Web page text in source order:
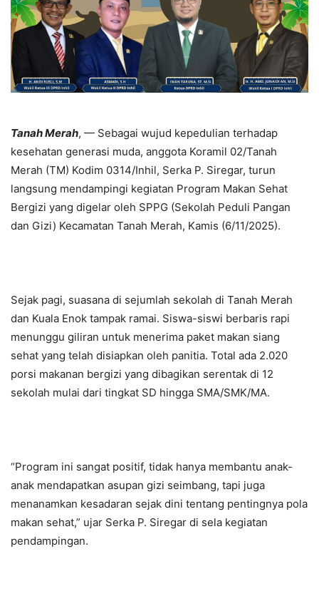
Tanah Merah, — Sebagai wujud kepedulian terhadap
kesehatan generasi muda, anggota Koramil 02/Tanah
Merah (TM) Kodim 0314/Inhil, Serka P. Siregar, turun
langsung mendampingi kegiatan Program Makan Sehat
Bergizi yang digelar oleh SPPG (Sekolah Peduli Pangan
dan Gizi) Kecamatan Tanah Merah, Kamis (6/11/2025).
Sejak pagi, suasana di sejumlah sekolah di Tanah Merah
dan Kuala Enok tampak ramai. Siswa-siswi berbaris rapi
menunggu giliran untuk menerima paket makan siang
sehat yang telah disiapkan oleh panitia. Total ada 2.020
porsi makanan bergizi yang dibagikan serentak di 12
sekolah mulai dari tingkat SD hingga SMA/SMK/MA.
“Program ini sangat positif, tidak hanya membantu anak-
anak mendapatkan asupan gizi seimbang, tapi juga
menanamkan kesadaran sejak dini tentang pentingnya pola
makan sehat,” ujar Serka P. Siregar di sela kegiatan
pendampingan.